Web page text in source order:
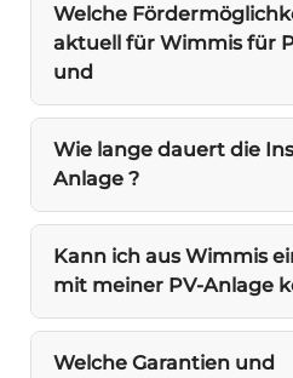
Welche
aktuell für Wimmis für
und
Wie lange dauert die
Anlage ?
Kann ich aus Wimmis
mit meiner PV-Anlage
Welche Garantien und